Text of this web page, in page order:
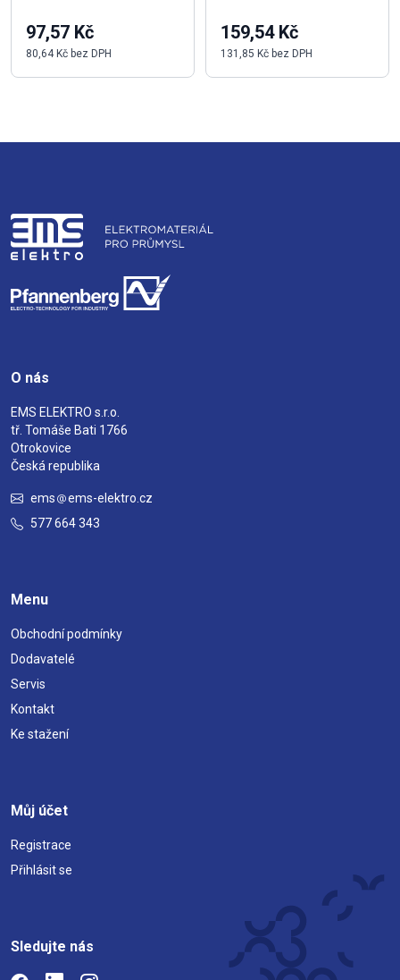
97,57 Kč
80,64 Kč bez DPH
159,54 Kč
131,85 Kč bez DPH
O nás
EMS ELEKTRO s.r.o.
tř. Tomáše Bati 1766
Otrokovice
Česká republika
ems
ems-elektro.cz
577 664 343
Menu
Obchodní podmínky
Dodavatelé
Servis
Kontakt
Ke stažení
Můj účet
Registrace
Přihlásit se
Sledujte nás